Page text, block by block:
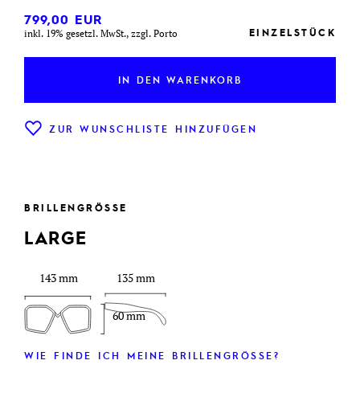
799,00 EUR
inkl. 19% gesetzl. MwSt., zzgl. Porto EINZELSTÜCK
IN DEN WARENKORB
ZUR WUNSCHLISTE HINZUFÜGEN
BRILLENGRÖSSE
LARGE
143 mm
60 mm
135 mm
WIE FINDE ICH MEINE BRILLENGRÖSSE?